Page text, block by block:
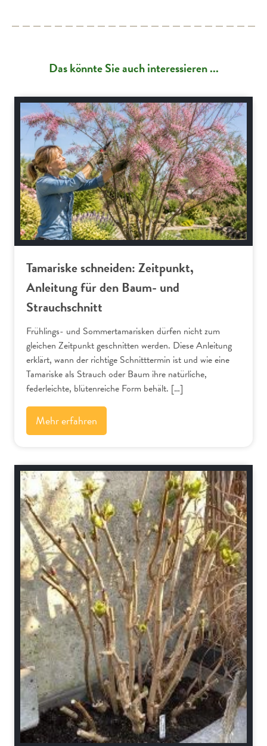
Das könnte Sie auch interessieren ...
Gartenpraxis
Tamariske schneiden: Zeitpunkt,
Anleitung für den Baum- und
Strauchschnitt
Frühlings- und Sommertamarisken dürfen nicht zum
gleichen Zeitpunkt geschnitten werden. Diese Anleitung
erklärt, wann der richtige Schnitttermin ist und wie eine
Tamariske als Strauch oder Baum ihre natürliche,
federleichte, blütenreiche Form behält. […]
Mehr erfahren
Schnitt-Anleitungen